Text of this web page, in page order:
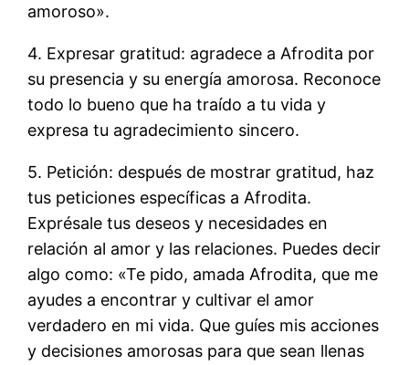
amoroso».
4. Expresar gratitud: agradece a Afrodita por
su presencia y su energía amorosa. Reconoce
todo lo bueno que ha traído a tu vida y
expresa tu agradecimiento sincero.
5. Petición: después de mostrar gratitud, haz
tus peticiones específicas a Afrodita.
Exprésale tus deseos y necesidades en
relación al amor y las relaciones. Puedes decir
algo como: «Te pido, amada Afrodita, que me
ayudes a encontrar y cultivar el amor
verdadero en mi vida. Que guíes mis acciones
y decisiones amorosas para que sean llenas